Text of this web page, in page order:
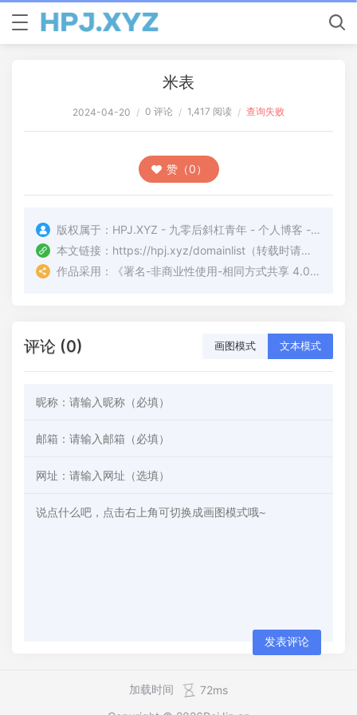
米表
2024-04-20 / 0 评论 / 1,417 阅读 / 查询失败
赞（0）
版权属于：
HPJ.XYZ - 九零后斜杠青年 - 个人博客 - PJ的博客
本文链接： https://hpj.xyz/domainlist （转载时请注明本文出处及文章链接）
作品采用：
《署名-非商业性使用-相同方式共享 4.0 国际 (CC BY-NC-SA 4.0)
评论 (0) 画图模式 文本模式
发表评论
加载时间
72ms